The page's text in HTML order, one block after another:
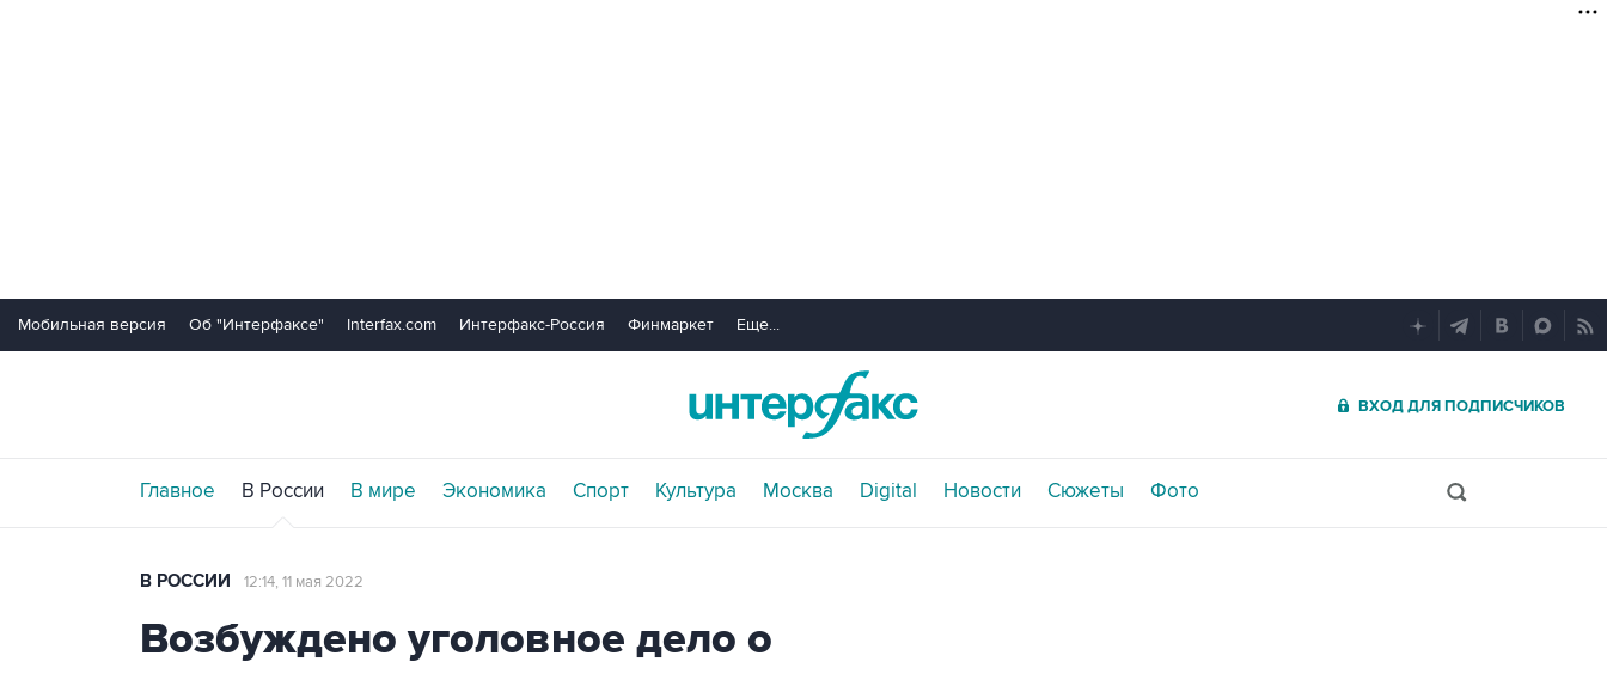
Мобильная версия Об "Интерфаксе" Interfax.com Интерфакс-Россия Финмаркет Еще...
ВХОД ДЛЯ ПОДПИСЧИКОВ
Главное В России В мире Экономика Спорт Культура Москва Digital Новости Сюжеты Фото
В РОССИИ 12:14, 11 мая 2022
Возбуждено уголовное дело о